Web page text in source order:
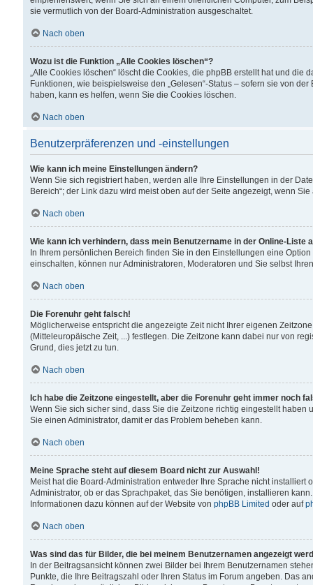
sie vermutlich von der Board-Administration ausgeschaltet.
Nach oben
Wozu ist die Funktion „Alle Cookies löschen“?
„Alle Cookies löschen“ löscht die Cookies, die phpBB erstellt hat und
Funktionen, wie beispielsweise den „Gelesen“-Status – sofern sie von
haben, kann es helfen, wenn Sie die Cookies löschen.
Nach oben
Benutzerpräferenzen und -einstellungen
Wie kann ich meine Einstellungen ändern?
Wenn Sie sich registriert haben, werden alle Ihre Einstellungen in der
Bereich“; der Link dazu wird meist oben auf der Seite angezeigt, wenn
Nach oben
Wie kann ich verhindern, dass mein Benutzername in der Online-Liste
In Ihrem persönlichen Bereich finden Sie in den Einstellungen eine
einschalten, können nur Administratoren, Moderatoren und Sie selbst
Nach oben
Die Forenuhr geht falsch!
Möglicherweise entspricht die angezeigte Zeit nicht Ihrer eigenen
(Mitteleuropäische Zeit, ...) festlegen. Die Zeitzone kann dabei nur von
Grund, dies jetzt zu tun.
Nach oben
Ich habe die Zeitzone eingestellt, aber die Forenuhr geht immer noch
Wenn Sie sich sicher sind, dass Sie die Zeitzone richtig eingestellt
Sie einen Administrator, damit er das Problem beheben kann.
Nach oben
Meine Sprache steht auf diesem Board nicht zur Auswahl!
Meist hat die Board-Administration entweder Ihre Sprache nicht
Administrator, ob er das Sprachpaket, das Sie benötigen, installieren
Informationen dazu können auf der Website von phpBB Limited oder auf
Nach oben
Was sind das für Bilder, die bei meinem Benutzernamen angezeigt
In der Beitragsansicht können zwei Bilder bei Ihrem Benutzernamen
Punkte, die Ihre Beitragszahl oder Ihren Status im Forum angeben. Das